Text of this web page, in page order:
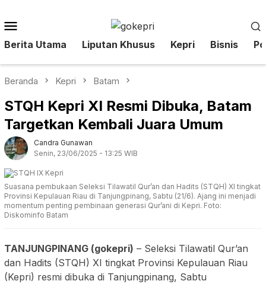
ke
Mobile
Berita Utama Liputan Khusus Kepri Bisnis
Beranda Kepri Batam
STQH Kepri XI Resmi Dibuka, Batam
Targetkan Kembali Juara Umum
Candra Gunawan
Senin, 23/06/2025 - 13:25 WIB
Suasana pembukaan Seleksi Tilawatil Qur’an dan Hadits (STQH) XI tingkat
Provinsi Kepulauan Riau di Tanjungpinang, Sabtu (21/6). Ajang ini menjadi
momentum penting pembinaan generasi Qur’ani di Kepri. Foto:
Diskominfo Batam
TANJUNGPINANG (gokepri) – Seleksi Tilawatil Qur’an
dan Hadits (STQH) XI tingkat Provinsi Kepulauan Riau
(Kepri) resmi dibuka di Tanjungpinang, Sabtu